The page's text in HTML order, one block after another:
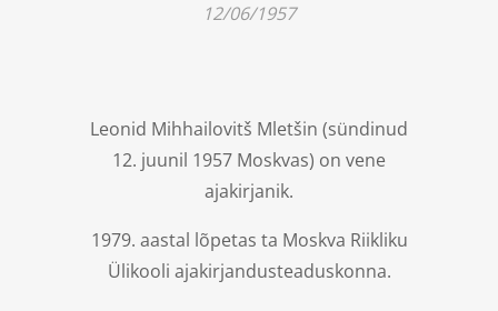
12/06/1957
Leonid Mihhailovitš Mletšin (sündinud
12. juunil 1957 Moskvas) on vene
ajakirjanik.
1979. aastal lõpetas ta Moskva Riikliku
Ülikooli ajakirjandusteaduskonna.